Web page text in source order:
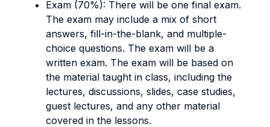
Exam (70%): There will be one final exam.
The exam may include a mix of short
answers, fill-in-the-blank, and multiple-
choice questions. The exam will be a
written exam. The exam will be based on
the material taught in class, including the
lectures, discussions, slides, case studies,
guest lectures, and any other material
covered in the lessons.